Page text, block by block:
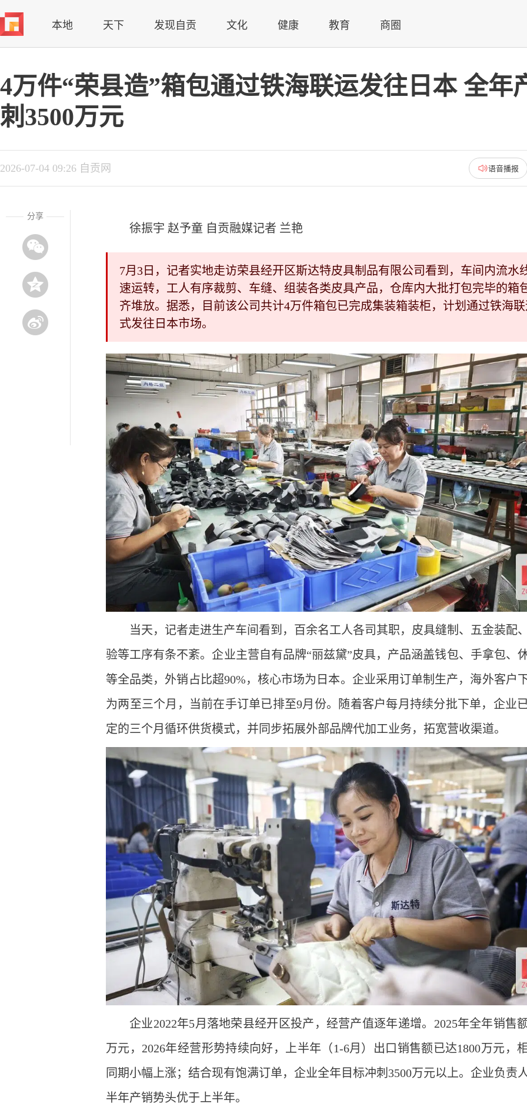
本地 天下 发现自贡 文化 健康 教育 商圈
4万件“荣县造”箱包通过铁海联运发往日本 全年
刺3500万元
2026-07-04 09:26 自贡网 语音播报
分享
徐振宇 赵予童 自贡融媒记者 兰艳
7月3日，记者实地走访荣县经开区斯达特皮具制品有限公司看到，车间内流水
速运转，工人有序裁剪、车缝、组装各类皮具产品，仓库内大批打包完毕的箱
齐堆放。据悉，目前该公司共计4万件箱包已完成集装箱装柜，计划通过铁海
式发往日本市场。
当天，记者走进生产车间看到，百余名工人各司其职，皮具缝制、五金装配
验等工序有条不紊。企业主营自有品牌“丽兹黛”皮具，产品涵盖钱包、手拿包、
等全品类，外销占比超90%，核心市场为日本。企业采用订单制生产，海外客户
为两至三个月，当前在手订单已排至9月份。随着客户每月持续分批下单，企业
定的三个月循环供货模式，并同步拓展外部品牌代加工业务，拓宽营收渠道。
企业2022年5月落地荣县经开区投产，经营产值逐年递增。2025年全年销售
万元，2026年经营形势持续向好，上半年（1-6月）出口销售额已达1800万元，
同期小幅上涨；结合现有饱满订单，企业全年目标冲刺3500万元以上。企业负责
半年产销势头优于上半年。